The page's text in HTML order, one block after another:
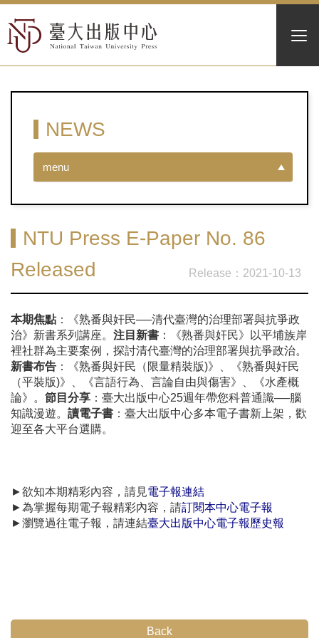
NEWS
menu
NTU Press E-Paper No. 86
Released
2021-10-13
本期焦點 ：《熟番與奸民──清代臺灣的治理部署與抗爭政
治》新書系列講座。 注目新書 ：《熟番與奸民》以平埔族岸
裡社群為主要案例，探討清代臺灣的治理部署與抗爭政治。
新書布告 ：《熟番與奸民（限量精裝版)》、《熟番與奸民
（平裝版)》、《言語行為、言論自由與傷害》、《水產概
論》。 節目分享 ：臺大出版中心25週年帶您科普通識──腦
知識漫遊。 讀電子書 ：臺大出版中心多本電子書新上架，歡
迎至各大平台選購。
►欲知本期精彩內容，請見電子報連結
►為掌握每期電子報精彩內容，請訂閱本中心電子報
►瀏覽過往電子報，請連結臺大出版中心電子報歷史報
Back